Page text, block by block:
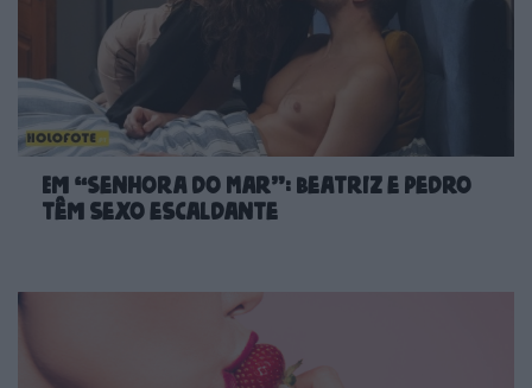
Em “Senhora do Mar”: Beatriz e Pedro
têm sexo escaldante